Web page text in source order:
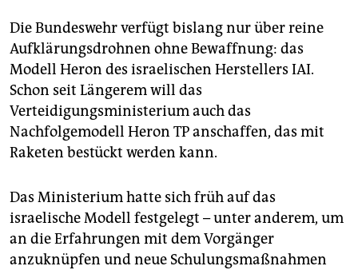
Die Bundeswehr verfügt bislang nur über reine
Aufklärungsdrohnen ohne Bewaffnung: das
Modell Heron des israelischen Herstellers IAI.
Schon seit Längerem will das
Verteidigungsministerium auch das
Nachfolgemodell Heron TP anschaffen, das mit
Raketen bestückt werden kann.
Das Ministerium hatte sich früh auf das
israelische Modell festgelegt – unter anderem, um
an die Erfahrungen mit dem Vorgänger
anzuknüpfen und neue Schulungsmaßnahmen